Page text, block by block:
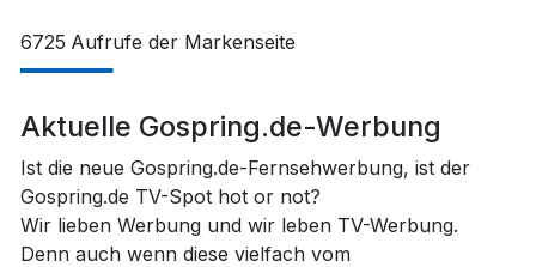
6725 Aufrufe der Markenseite
Aktuelle Gospring.de-Werbung
Ist die neue Gospring.de-Fernsehwerbung, ist der
Gospring.de TV-Spot hot or not?
Wir lieben Werbung und wir leben TV-Werbung.
Denn auch wenn diese vielfach vom